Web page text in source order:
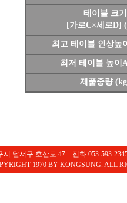
테이블 크기
[가로C×세로D]
최고 테이블 인상높
최저 테이블 높이
제품중량
시 달서구 호산로 47 전화 053-593-
1970 BY KONGSUNG. ALL